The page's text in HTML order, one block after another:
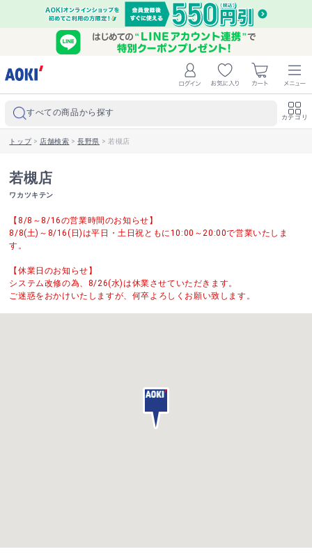
すべての商品から探す カテゴリ
トップ> 店舗検索 >長野県 > 若槻店
若槻店
ワカツキテン
【8/8～8/16の営業時間のお知らせ】
8/8(土)～8/16(日)は平日・土日祝ともに10:00～20:00で営業いたしま
す。
【休業日のお知らせ】
システム改修の為、8/26(水)は休業させていただきます。
ご迷惑をおかけいたしますが、何卒よろしくお願い致します。